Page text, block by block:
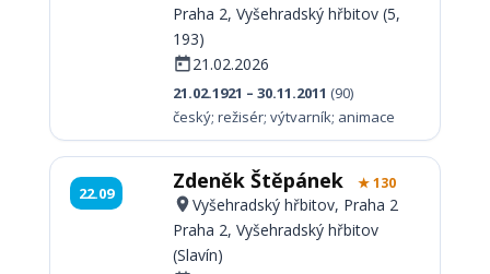
Praha 2, Vyšehradský hřbitov (5,
193)
21.02.2026
21.02.1921 – 30.11.2011 (90)
český; režisér; výtvarník; animace
22.09 Zdeněk Štěpánek ★ 130
Vyšehradský hřbitov, Praha 2
Praha 2, Vyšehradský hřbitov
(Slavín)